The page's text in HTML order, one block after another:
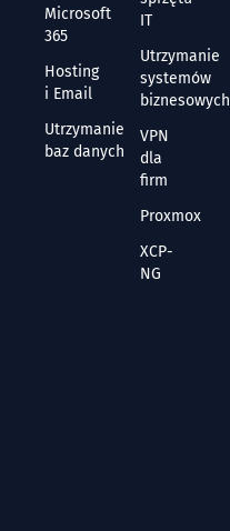
Microsoft
365
Hosting
i Email
Utrzymanie
baz danych
IT
Utrzymanie
systemów
biznesowych
VPN
dla
firm
Proxmox
XCP-
NG